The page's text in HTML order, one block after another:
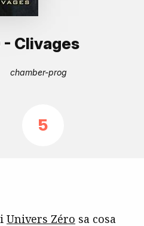
- Clivages
chamber-prog
5
Univers Zéro sa cosa